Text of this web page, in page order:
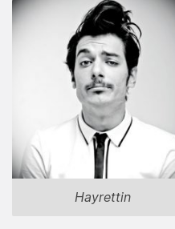
Hayrettin